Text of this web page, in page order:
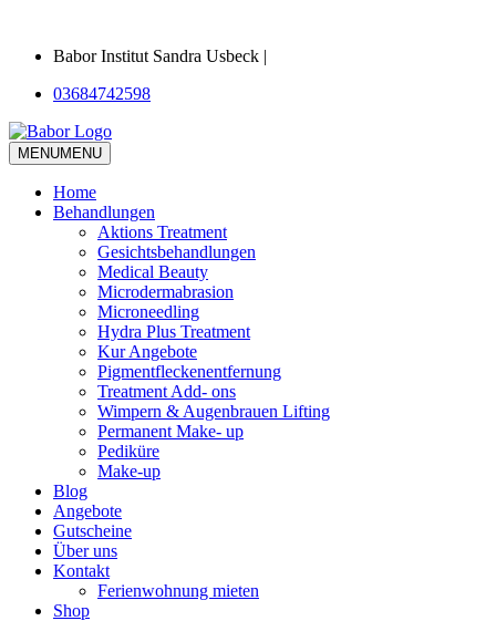
Babor Institut Sandra Usbeck |
03684742598
MENUMENU
Home
Behandlungen
Aktions Treatment
Gesichtsbehandlungen
Medical Beauty
Microdermabrasion
Microneedling
Hydra Plus Treatment
Kur Angebote
Pigmentfleckenentfernung
Treatment Add- ons
Wimpern & Augenbrauen Lifting
Permanent Make- up
Pediküre
Make-up
Blog
Angebote
Gutscheine
Über uns
Kontakt
Ferienwohnung mieten
Shop